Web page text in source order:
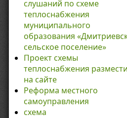
слушаний по схеме
теплоснабжения
муниципального
образования
сельское поселение»
Проект схемы
теплоснабжения
на сайте
Реформа местного
самоуправления
схема